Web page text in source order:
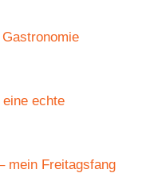
echte
mein Freitagsfang